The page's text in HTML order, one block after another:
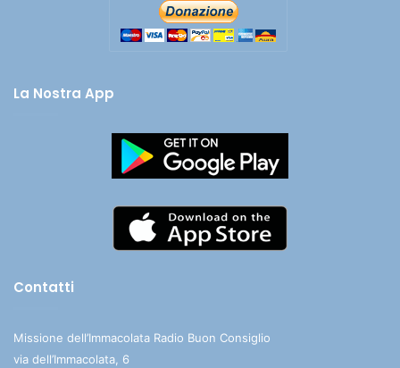
La Nostra App
Contatti
Missione dell’Immacolata Radio Buon Consiglio
via dell’Immacolata, 6